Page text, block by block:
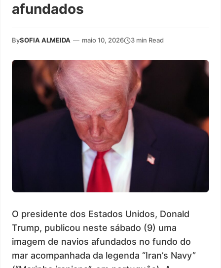
afundados
BySOFIA ALMEIDA — maio 10, 2026 3 min Read
O presidente dos Estados Unidos, Donald
Trump, publicou neste sábado (9) uma
imagem de navios afundados no fundo do
mar acompanhada da legenda “Iran’s Navy”